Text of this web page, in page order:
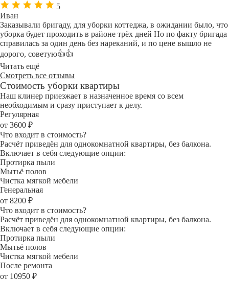
5
Иван
Заказывали бригаду, для уборки коттеджа, в ожидании было, что
уборка будет проходить в районе трёх дней Но по факту бригада
справилась за один день без нареканий, и по цене вышло не
дорого, советую👍👍
Читать ещё
Смотреть все отзывы
Стоимость уборки квартиры
Наш клинер приезжает в назначенное время со всем
необходимым и сразу приступает к делу.
Регулярная
от 3600 ₽
Что входит в стоимость?
Расчёт приведён для однокомнатной квартиры, без балкона.
Включает в себя следующие опции:
Протирка пыли
Мытьё полов
Чистка мягкой мебели
Генеральная
от 8200 ₽
Что входит в стоимость?
Расчёт приведён для однокомнатной квартиры, без балкона.
Включает в себя следующие опции:
Протирка пыли
Мытьё полов
Чистка мягкой мебели
После ремонта
от 10950 ₽